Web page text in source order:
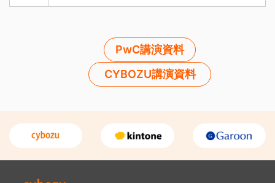
PwC講演資料
CYBOZU講演資料